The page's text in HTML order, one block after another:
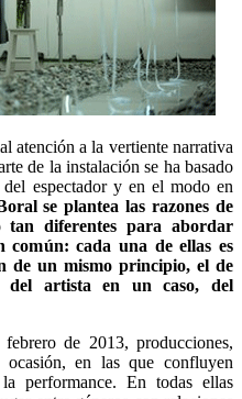
atención a la vertiente narrativa
de la instalación se ha basado
espectador y en el modo en
se plantea las razones de
tan diferentes para abordar
común: cada una de ellas es
de un mismo principio, el de
del artista en un caso, del
de 2013, producciones,
en las que confluyen
performance. En todas ellas